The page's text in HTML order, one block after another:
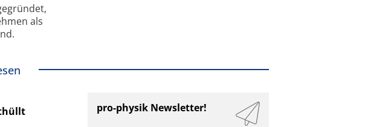
als
pro-physik Newsletter!